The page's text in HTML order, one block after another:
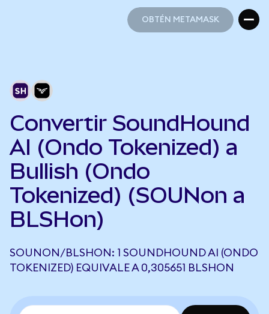
OBTÉN METAMASK
Convertir SoundHound
AI (Ondo Tokenized) a
Bullish (Ondo
Tokenized) (SOUNon a
BLSHon)
SOUNON/BLSHON: 1 SOUNDHOUND AI (ONDO
TOKENIZED) EQUIVALE A 0,305651 BLSHON